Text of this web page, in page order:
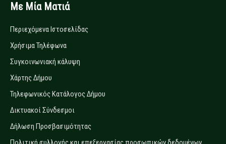
Με Μία Ματιά
Περιεχόμενα Ιστοσελίδας
Χρήσιμα Τηλέφωνα
Συγκοινωνιακή κάλυψη
Χάρτης Δήμου
Τηλεφωνικός Κατάλογος Δήμου
Δικτυακοί Σύνδεσμοι
Δήλωση Προσβασιμότητας